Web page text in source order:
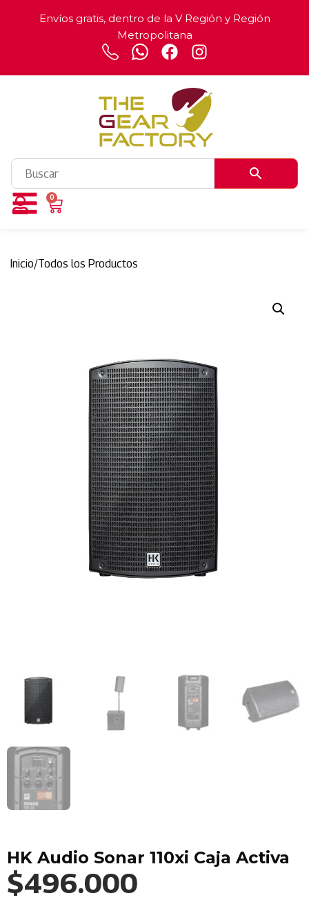
Envíos gratis, dentro de la V Región y Región
Metropolitana
0
Inicio/Todos los Productos
HK Audio Sonar 110xi Caja Activa
$496.000